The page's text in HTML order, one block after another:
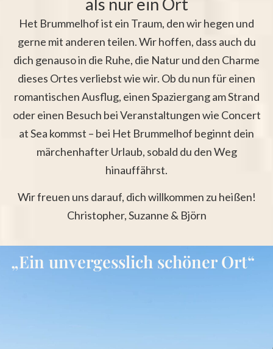
Het Brummelhof ist ein Traum, den wir hegen und
gerne mit anderen teilen. Wir hoffen, dass auch du
dich genauso in die Ruhe, die Natur und den Charme
dieses Ortes verliebst wie wir. Ob du nun für einen
romantischen Ausflug, einen Spaziergang am Strand
oder einen Besuch bei Veranstaltungen wie Concert
at Sea kommst – bei Het Brummelhof beginnt dein
märchenhafter Urlaub, sobald du den Weg
hinauffährst.
Wir freuen uns darauf, dich willkommen zu heißen!
Christopher, Suzanne & Björn
„Ein unvergesslich schöner Ort“